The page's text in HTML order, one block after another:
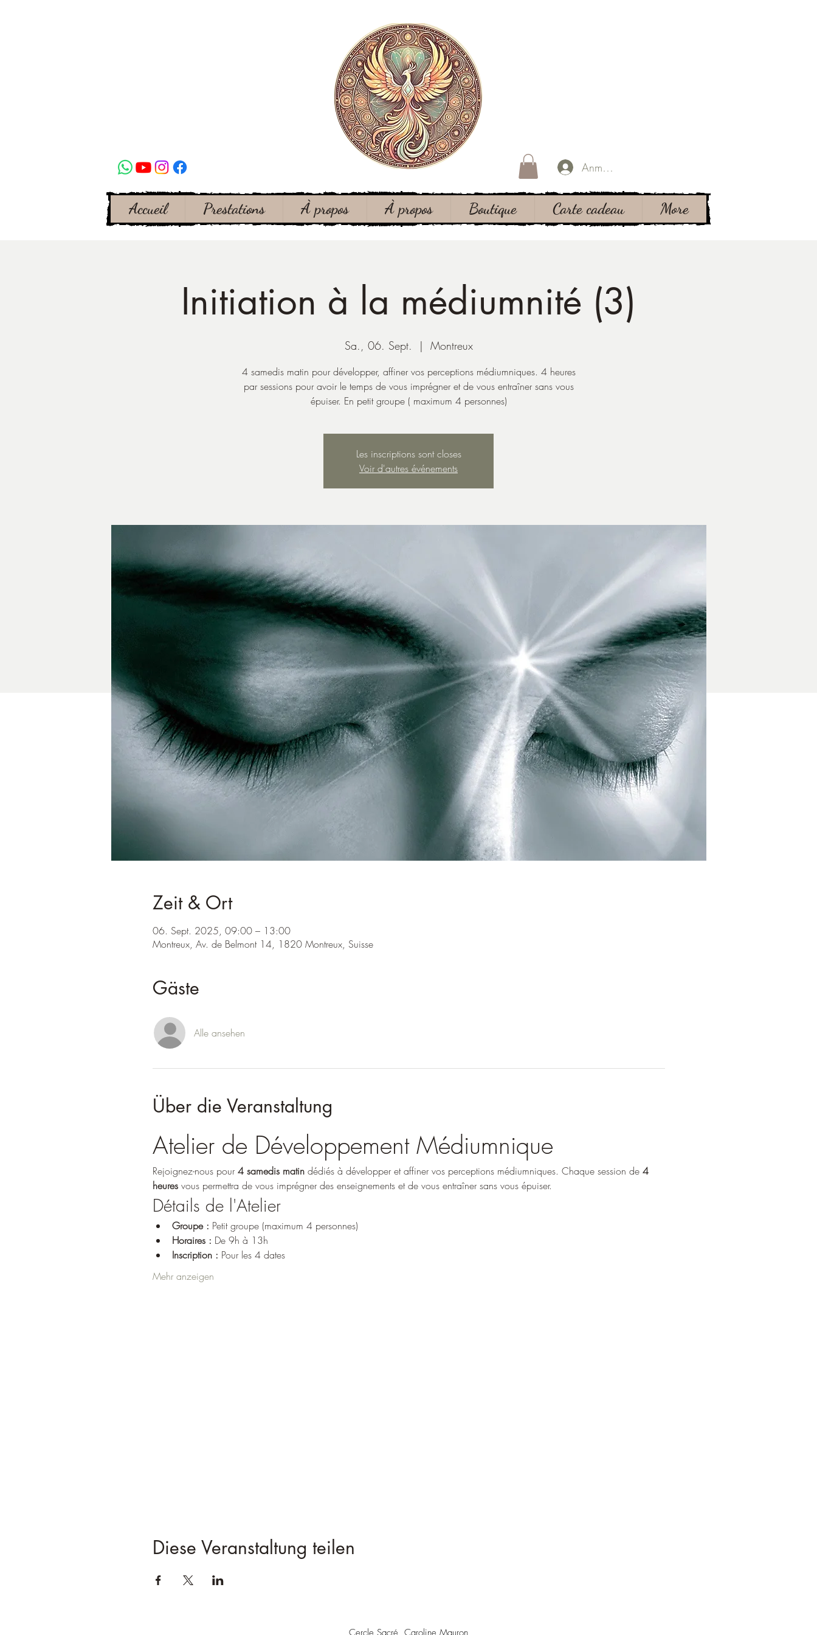
Anmelden
Accueil Prestations À propos À propos Boutique Carte cadeau More
Initiation à la médiumnité (3)
Sa., 06. Sept.
  |
Montreux
4 samedis matin pour développer, affiner vos perceptions médiumniques. 4 heures
par sessions pour avoir le temps de vous imprégner et de vous entraîner sans vous
épuiser. En petit groupe ( maximum 4 personnes)
Les inscriptions sont closes
Voir d'autres événements
Zeit & Ort
06. Sept. 2025, 09:00 – 13:00
Montreux, Av. de Belmont 14, 1820 Montreux, Suisse
Gäste
Alle ansehen
Über die Veranstaltung
Atelier de Développement Médiumnique
Rejoignez-nous pour 4 samedis matin dédiés à développer et affiner vos perceptions médiumniques. Chaque session de 4
heures vous permettra de vous imprégner des enseignements et de vous entraîner sans vous épuiser.
Détails de l'Atelier
Groupe : Petit groupe (maximum 4 personnes)
Horaires : De 9h à 13h
Inscription : Pour les 4 dates
Mehr anzeigen
Diese Veranstaltung teilen
Cercle Sacré, Caroline Mauron